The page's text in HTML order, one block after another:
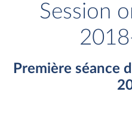
Session
Première séance